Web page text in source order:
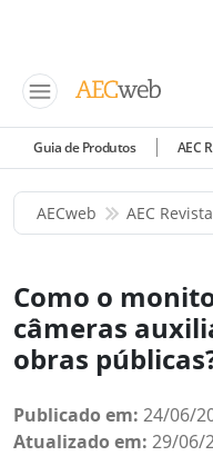
Guia de Produtos AEC
AECweb AEC Revista
Como o
câmeras
obras
Publicado em: 24/06/
Atualizado em: 29/06/